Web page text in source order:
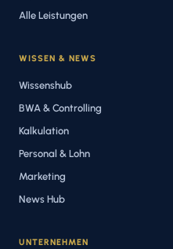
Alle Leistungen
WISSEN & NEWS
Wissenshub
BWA & Controlling
Kalkulation
Personal & Lohn
Marketing
News Hub
UNTERNEHMEN